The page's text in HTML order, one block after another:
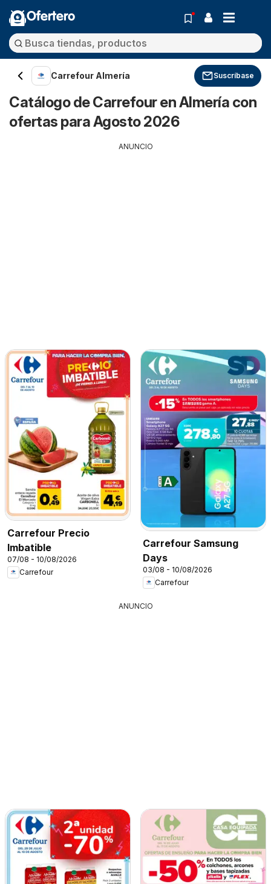
Ofertero
Carrefour Almería Suscríbase
Catálogo de Carrefour en Almería con
ofertas para Agosto 2026
ANUNCIO
Carrefour Precio
Imbatible
07/08 - 10/08/2026
Carrefour
Carrefour Samsung
Days
03/08 - 10/08/2026
Carrefour
ANUNCIO